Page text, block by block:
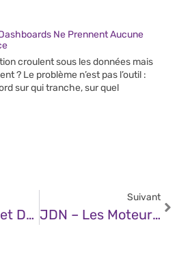
Ne Prennent Aucune
croulent sous les données mais
? Le problème n’est pas l’outil :
sur qui tranche, sur quel
JDN – Sommet De L’IA À Paris : Concilier Innovation Et Sécurité
Suivant
JDN – Les Moteurs De Recherche IA Sont-Ils Une Arnaque ?